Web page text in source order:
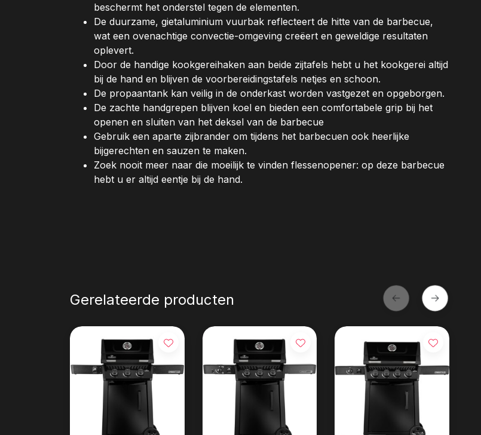
beschermt het onderstel tegen de elementen.
De duurzame, gietaluminium vuurbak reflecteert de hitte van de barbecue,
wat een ovenachtige convectie-omgeving creëert en geweldige resultaten
oplevert.
Door de handige kookgereihaken aan beide zijtafels hebt u het kookgerei altijd
bij de hand en blijven de voorbereidingstafels netjes en schoon.
De propaantank kan veilig in de onderkast worden vastgezet en opgeborgen.
De zachte handgrepen blijven koel en bieden een comfortabele grip bij het
openen en sluiten van het deksel van de barbecue
Gebruik een aparte zijbrander om tijdens het barbecuen ook heerlijke
bijgerechten en sauzen te maken.
Zoek nooit meer naar die moeilijk te vinden flessenopener: op deze barbecue
hebt u er altijd eentje bij de hand.
Gerelateerde producten